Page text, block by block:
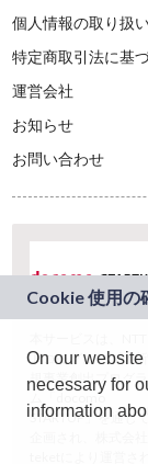
個人情報の取り扱
特定商取引法に基
運営会社
お知らせ
お問い合わせ
ドコモグループの新
規事業創出プログラ
ム「docomo
STARTUP」を通じ
On our
necessary for
information